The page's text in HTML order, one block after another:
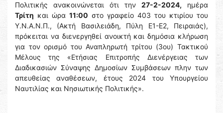
Πολιτικής ανακοινώνεται ότι την 27-2-2024, ημέρα
Τρίτη και ώρα 11:00 στο γραφείο 403 του κτιρίου του
Υ.Ν.Α.Ν.Π., (Ακτή Βασιλειάδη, Πύλη Ε1-Ε2, Πειραιάς),
πρόκειται να διενεργηθεί ανοικτή και δημόσια κλήρωση
για τον ορισμό του Αναπληρωτή τρίτου (3ου) Τακτικού
Μέλους της «Ετήσιας Επιτροπής Διενέργειας των
Διαδικασιών Σύναψης Δημοσίων Συμβάσεων πλην των
απευθείας αναθέσεων, έτους 2024 του Υπουργείου
Ναυτιλίας και Νησιωτικής Πολιτικής».